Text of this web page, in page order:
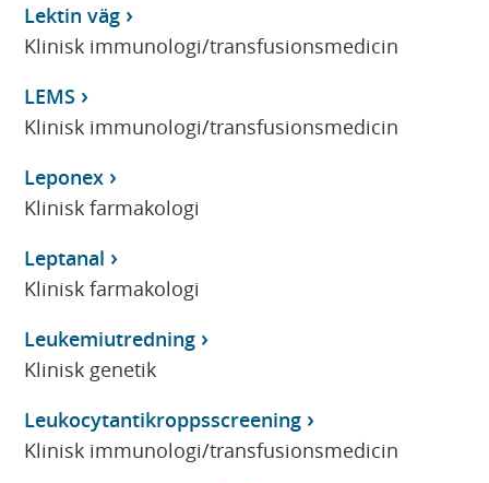
Lektin väg
Klinisk immunologi/transfusionsmedicin
LEMS
Klinisk immunologi/transfusionsmedicin
Leponex
Klinisk farmakologi
Leptanal
Klinisk farmakologi
Leukemiutredning
Klinisk genetik
Leukocytantikroppsscreening
Klinisk immunologi/transfusionsmedicin